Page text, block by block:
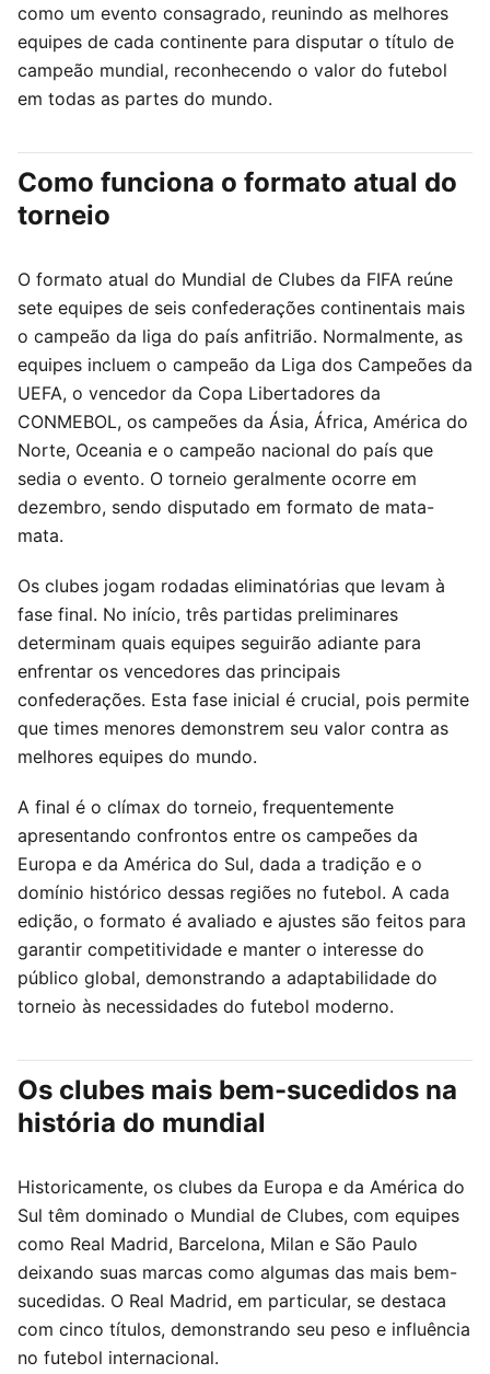
como um evento consagrado, reunindo as melhores
equipes de cada continente para disputar o título de
campeão mundial, reconhecendo o valor do futebol
em todas as partes do mundo.
Como funciona o formato atual do
torneio
O formato atual do Mundial de Clubes da FIFA reúne
sete equipes de seis confederações continentais mais
o campeão da liga do país anfitrião. Normalmente, as
equipes incluem o campeão da Liga dos Campeões da
UEFA, o vencedor da Copa Libertadores da
CONMEBOL, os campeões da Ásia, África, América do
Norte, Oceania e o campeão nacional do país que
sedia o evento. O torneio geralmente ocorre em
dezembro, sendo disputado em formato de mata-
mata.
Os clubes jogam rodadas eliminatórias que levam à
fase final. No início, três partidas preliminares
determinam quais equipes seguirão adiante para
enfrentar os vencedores das principais
confederações. Esta fase inicial é crucial, pois permite
que times menores demonstrem seu valor contra as
melhores equipes do mundo.
A final é o clímax do torneio, frequentemente
apresentando confrontos entre os campeões da
Europa e da América do Sul, dada a tradição e o
domínio histórico dessas regiões no futebol. A cada
edição, o formato é avaliado e ajustes são feitos para
garantir competitividade e manter o interesse do
público global, demonstrando a adaptabilidade do
torneio às necessidades do futebol moderno.
Os clubes mais bem-sucedidos na
história do mundial
Historicamente, os clubes da Europa e da América do
Sul têm dominado o Mundial de Clubes, com equipes
como Real Madrid, Barcelona, Milan e São Paulo
deixando suas marcas como algumas das mais bem-
sucedidas. O Real Madrid, em particular, se destaca
com cinco títulos, demonstrando seu peso e influência
no futebol internacional.